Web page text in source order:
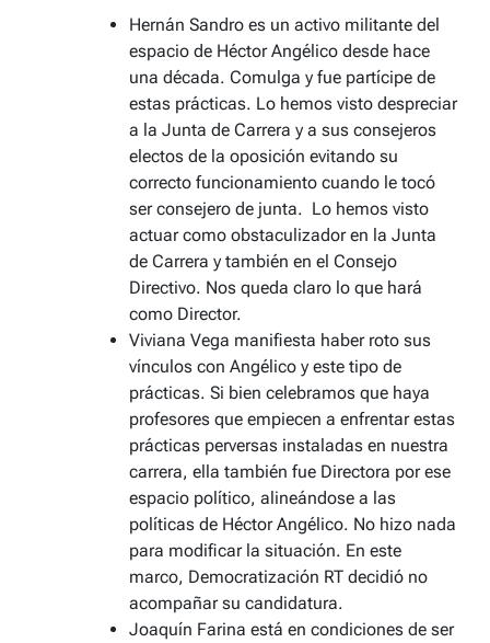
Hernán Sandro es un activo militante del
espacio de Héctor Angélico desde hace
una década. Comulga y fue partícipe de
estas prácticas. Lo hemos visto despreciar
a la Junta de Carrera y a sus consejeros
electos de la oposición evitando su
correcto funcionamiento cuando le tocó
ser consejero de junta. Lo hemos visto
actuar como obstaculizador en la Junta
de Carrera y también en el Consejo
Directivo. Nos queda claro lo que hará
como Director.
Viviana Vega manifiesta haber roto sus
vínculos con Angélico y este tipo de
prácticas. Si bien celebramos que haya
profesores que empiecen a enfrentar estas
prácticas perversas instaladas en nuestra
carrera, ella también fue Directora por ese
espacio político, alineándose a las
políticas de Héctor Angélico. No hizo nada
para modificar la situación. En este
marco, Democratización RT decidió no
acompañar su candidatura.
Joaquín Farina está en condiciones de ser